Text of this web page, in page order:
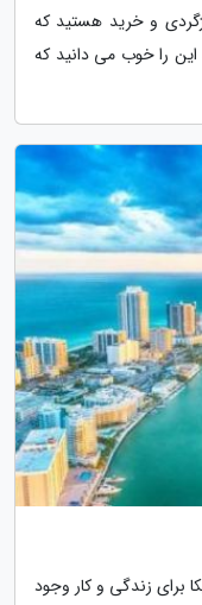
و خرید هستید که
را خوب می دانید که
برای زندگی و کار وجود